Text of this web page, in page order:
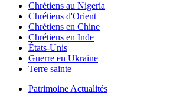
Chrétiens au Nigeria
Chrétiens d'Orient
Chrétiens en Chine
Chrétiens en Inde
États-Unis
Guerre en Ukraine
Terre sainte
Patrimoine Actualités